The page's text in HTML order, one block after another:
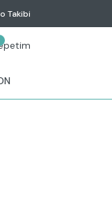
Takibi